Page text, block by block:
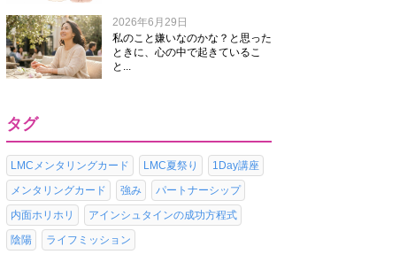
2026年6月29日
私のこと嫌いなのかな？と思った
ときに、心の中で起きているこ
と...
タグ
LMCメンタリングカード LMC夏祭り
1Day講座
メンタリングカード
強み
パートナーシップ
内面ホリホリ
アインシュタインの成功方程式
陰陽
ライフミッション